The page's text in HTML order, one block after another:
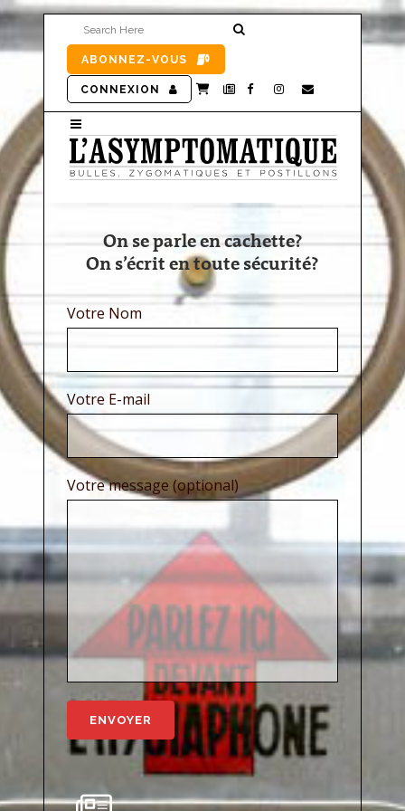
ABONNEZ-VOUS
CONNEXION
On se parle en cachette?
On s’écrit en toute sécurité?
Votre Nom
Votre E-mail
Votre message (optional)